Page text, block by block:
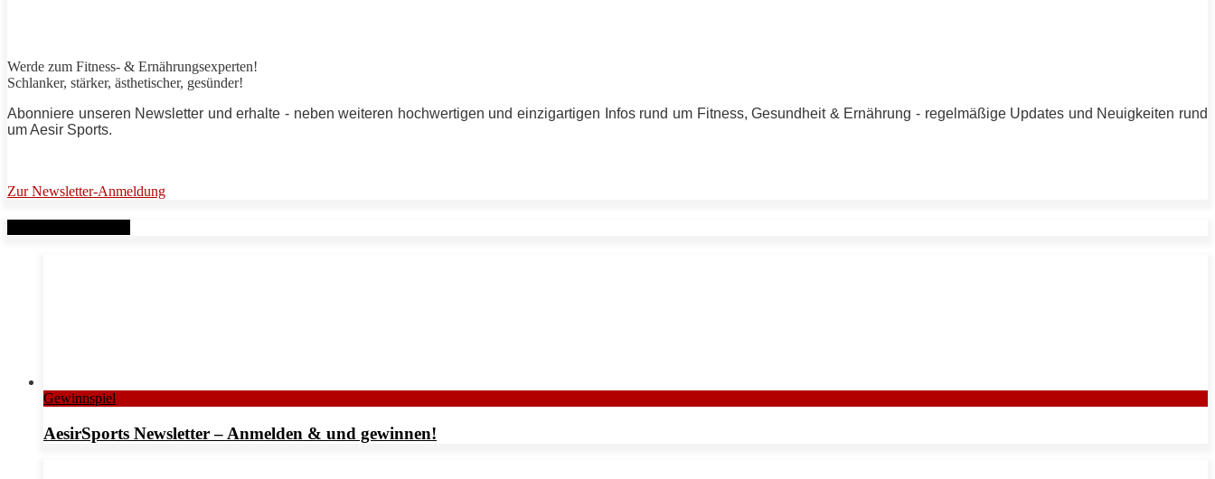
Werde zum Fitness- & Ernährungsexperten!
Schlanker, stärker, ästhetischer, gesünder!
Abonniere unseren Newsletter und erhalte - neben weiteren hochwertigen und einzigartigen Infos rund um Fitness, Gesundheit & Ernährung - regelmäßige Updates und Neuigkeiten rund
um Aesir Sports.
Zur Newsletter-Anmeldung
Gewinnspiel
AesirSports Newsletter – Anmelden & und gewinnen!